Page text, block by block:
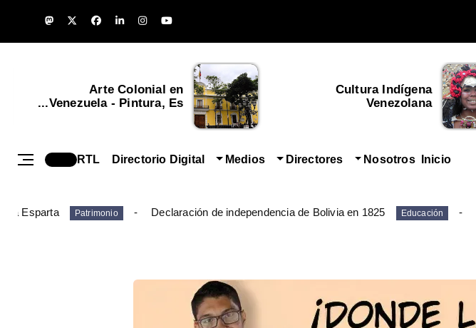
Arte Colonial en
Venezuela - Pintura, Es...
Cultura Indígena
Venezolana
Inicio
Nosotros
Directores
Medios
Directorio Digital
RTL
Educación
Declaración de independencia de Bolivia en 1825
Patrimonio
Esparta